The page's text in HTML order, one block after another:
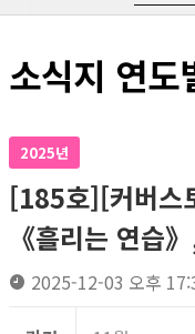
소식지 연도
2025년
[185호][커버스
《흘리는 연습
2025-12-03 오후